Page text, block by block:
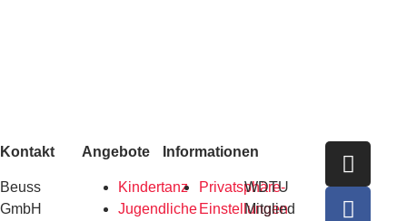
Kontakt
Beuss
GmbH
Angebote
Kindertanz
Jugendliche
Informationen
Privatsphäre-
Einstellungen
WDTU
Mitglied